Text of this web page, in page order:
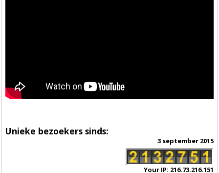
Unieke bezoekers sinds:
3 september 2015
Your IP: 216.73.216.151